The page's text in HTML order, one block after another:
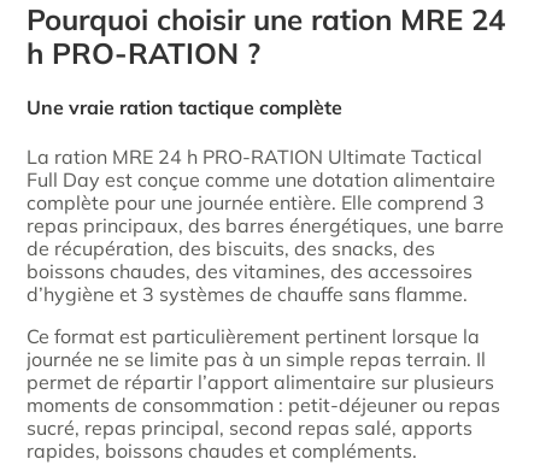
Pourquoi choisir une ration MRE 24
h PRO-RATION ?
Une vraie ration tactique complète
La ration MRE 24 h PRO-RATION Ultimate Tactical
Full Day est conçue comme une dotation alimentaire
complète pour une journée entière. Elle comprend 3
repas principaux, des barres énergétiques, une barre
de récupération, des biscuits, des snacks, des
boissons chaudes, des vitamines, des accessoires
d’hygiène et 3 systèmes de chauffe sans flamme.
Ce format est particulièrement pertinent lorsque la
journée ne se limite pas à un simple repas terrain. Il
permet de répartir l’apport alimentaire sur plusieurs
moments de consommation : petit-déjeuner ou repas
sucré, repas principal, second repas salé, apports
rapides, boissons chaudes et compléments.